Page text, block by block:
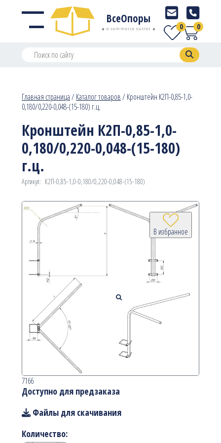
ВсеОпоры
e-commerce outlet 0
0
Главная страница/Каталог товаров/Кронштейн К2П-0,85-1,0-
0,180/0,220-0,048-(15-180) г.ц.
Кронштейн К2П-0,85-1,0-
0,180/0,220-0,048-(15-180)
г.ц.
Артикул: К2П-0,85-1,0-0,180/0,220-0,048-(15-180)
В избранное
7166
Доступно для предзаказа
Файлы для скачивания
Количество: